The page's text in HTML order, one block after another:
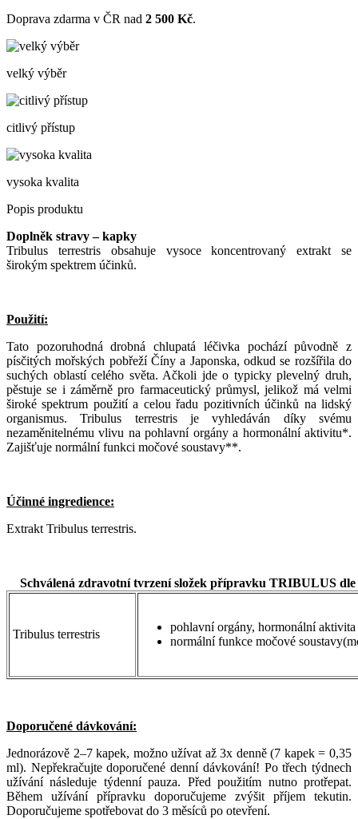
Doprava zdarma v ČR nad 2 500 Kč.
velký výběr
citlivý přístup
vysoka kvalita
Popis produktu
Doplněk stravy – kapky
Tribulus terrestris obsahuje vysoce koncentrovaný extrakt se
širokým spektrem účinků.
Použití:
Tato pozoruhodná drobná chlupatá léčivka pochází původně z
písčitých mořských pobřeží Číny a Japonska, odkud se rozšířila do
suchých oblastí celého světa. Ačkoli jde o typicky plevelný druh,
pěstuje se i záměrně pro farmaceutický průmysl, jelikož má velmi
široké spektrum použití a celou řadu pozitivních účinků na lidský
organismus. Tribulus terrestris je vyhledáván díky svému
nezaměnitelnému vlivu na pohlavní orgány a hormonální aktivitu*.
Zajišťuje normální funkci močové soustavy**.
Účinné ingredience:
Extrakt Tribulus terrestris.
Schválená zdravotní tvrzení složek přípravku TRIBULUS
Tribulus terrestris
pohlavní orgány, hormonální aktivita
normální funkce močové
Doporučené dávkování:
Jednorázově 2–7 kapek, možno užívat až 3x denně (7 kapek = 0,35
ml). Nepřekračujte doporučené denní dávkování! Po třech týdnech
užívání následuje týdenní pauza. Před použitím nutno protřepat.
Během užívání přípravku doporučujeme zvýšit příjem tekutin.
Doporučujeme spotřebovat do 3 měsíců po otevření.